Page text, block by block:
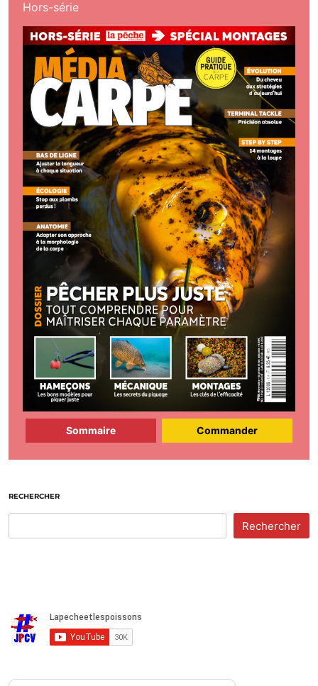
Hors-série
Sommaire Commander
RECHERCHER
Rechercher